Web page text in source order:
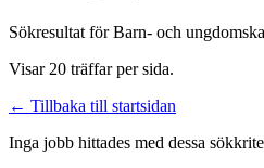
Sökresultat förBarn- och
Visar 20 träffar per sida.
← Tillbaka till startsidan
Inga jobb hittades med dessa